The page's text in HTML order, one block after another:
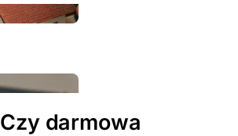
Czy darmowa